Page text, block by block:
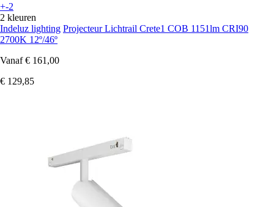
+-2
2 kleuren
Indeluz lighting Projecteur Lichtrail Crete1 COB 1151lm CRI90
2700K 12º/46º
Vanaf € 161,00
€ 129,85